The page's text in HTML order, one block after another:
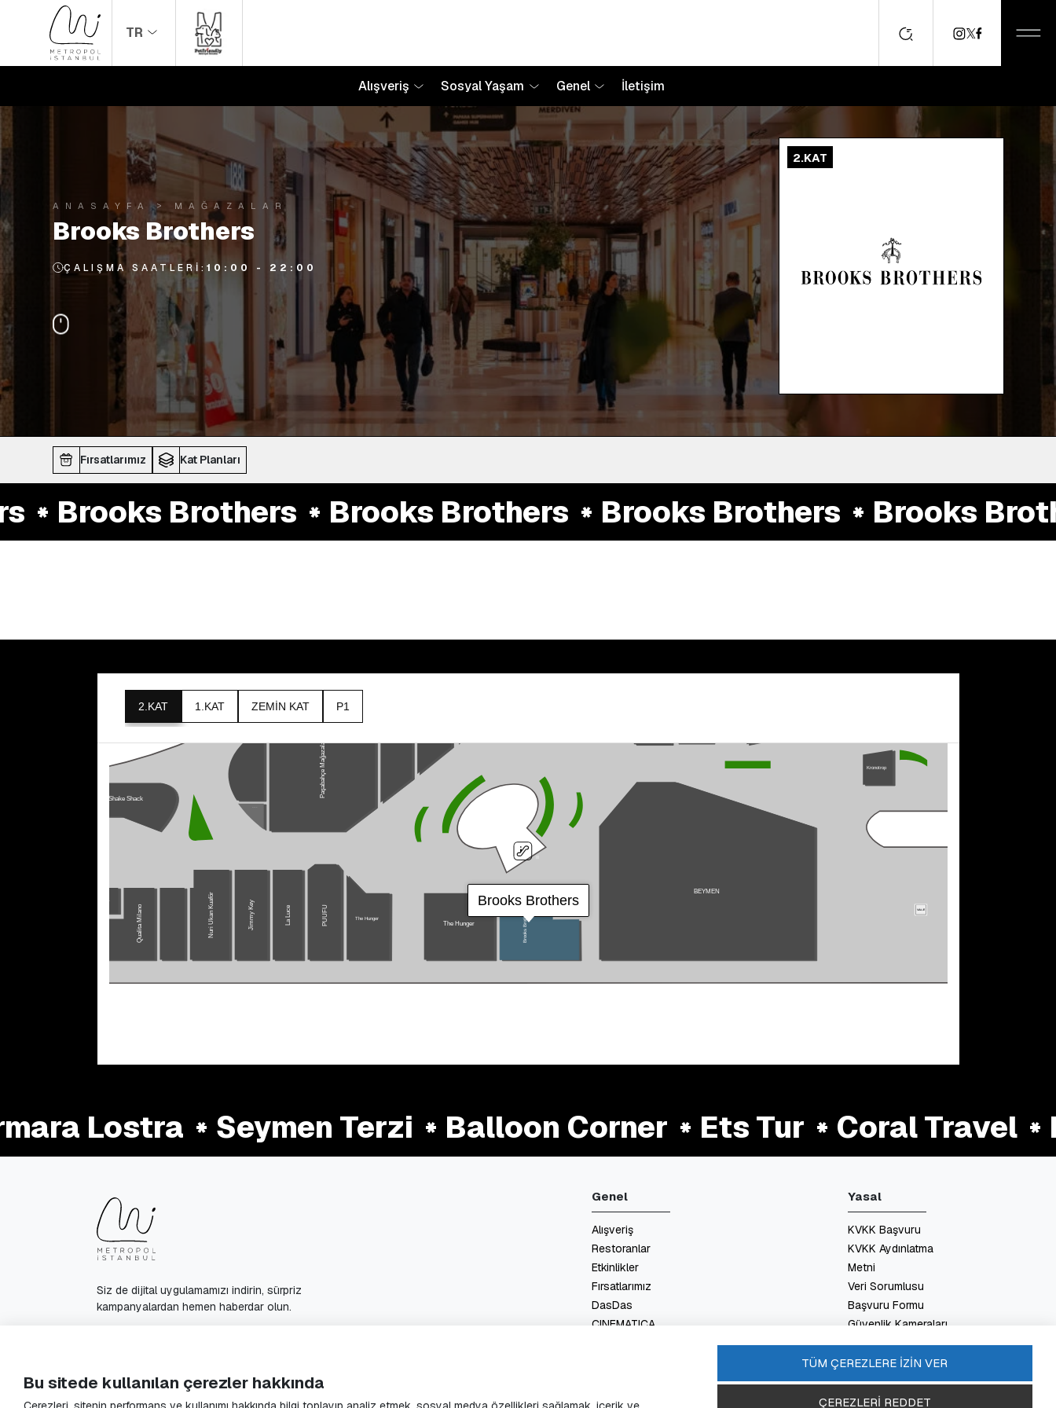
TR
Alışveriş Sosyal Yaşam Genel İletişim
ANASAYFA MAĞAZALAR
Brooks Brothers
ÇALIŞMA SAATLERI: 10:00 - 22:00
2.KAT
Fırsatlarımız Kat Planları
Brooks Brothers Brooks Brothers Brooks Brothers Brooks
Lostra Seymen Terzi Balloon Corner Ets Tur Coral Travel
Siz de dijital uygulamamızı indirin, sürpriz
kampanyalardan hemen haberdar olun.
Genel
Alışveriş
Restoranlar
Etkinlikler
Fırsatlarımız
DasDas
CINEMATICA
Yasal
KVKK Başvuru
KVKK Aydınlatma
Metni
Veri Sorumlusu
Başvuru Formu
Güvenlik Kameraları
Aydınlatma Metni
Enerji Politikası
SSS
Bu sitede kullanılan çerezler hakkında
TÜM ÇEREZLERE İZİN VER
ÇEREZLERİ REDDET